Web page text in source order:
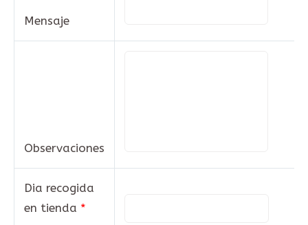
Mensaje
Observaciones
Dia recogida
en tienda *